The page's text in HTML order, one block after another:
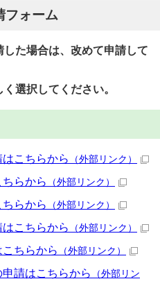
フォーム
た場合は、改めて申請して
選択してください。
こちらから （外部リンク）
らから （外部リンク）
らから （外部リンク）
こちらから （外部リンク）
ちらから （外部リンク）
請はこちらから
（外部リン